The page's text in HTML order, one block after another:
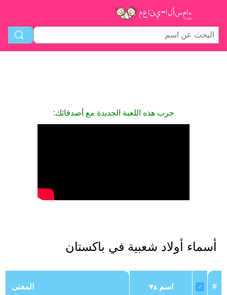
جرب هذه اللعبة الجديدة مع أصدقائك:
أسماء أولاد شعبية في باكستان
#
♂ اسم المعنى